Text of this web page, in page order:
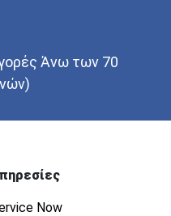
Άνω των 70
Now